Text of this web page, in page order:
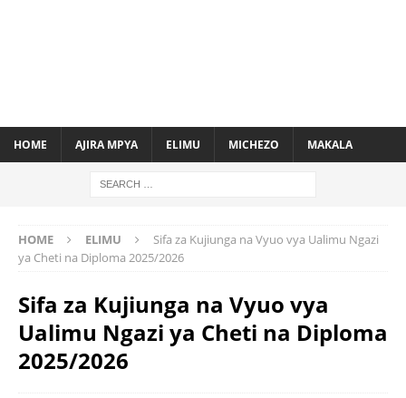
HOME AJIRA MPYA ELIMU MICHEZO MAKALA
HOME ELIMU
Sifa za Kujiunga na Vyuo vya Ualimu Ngazi
ya Cheti na Diploma 2025/2026
Sifa za Kujiunga na Vyuo vya
Ualimu Ngazi ya Cheti na Diploma
2025/2026